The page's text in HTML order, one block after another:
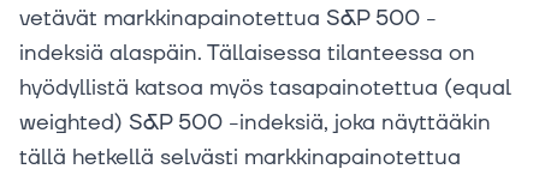
vetävät markkinapainotettua S&P 500 -
indeksiä alaspäin. Tällaisessa tilanteessa on
hyödyllistä katsoa myös tasapainotettua (equal
weighted) S&P 500 -indeksiä, joka näyttääkin
tällä hetkellä selvästi markkinapainotettua